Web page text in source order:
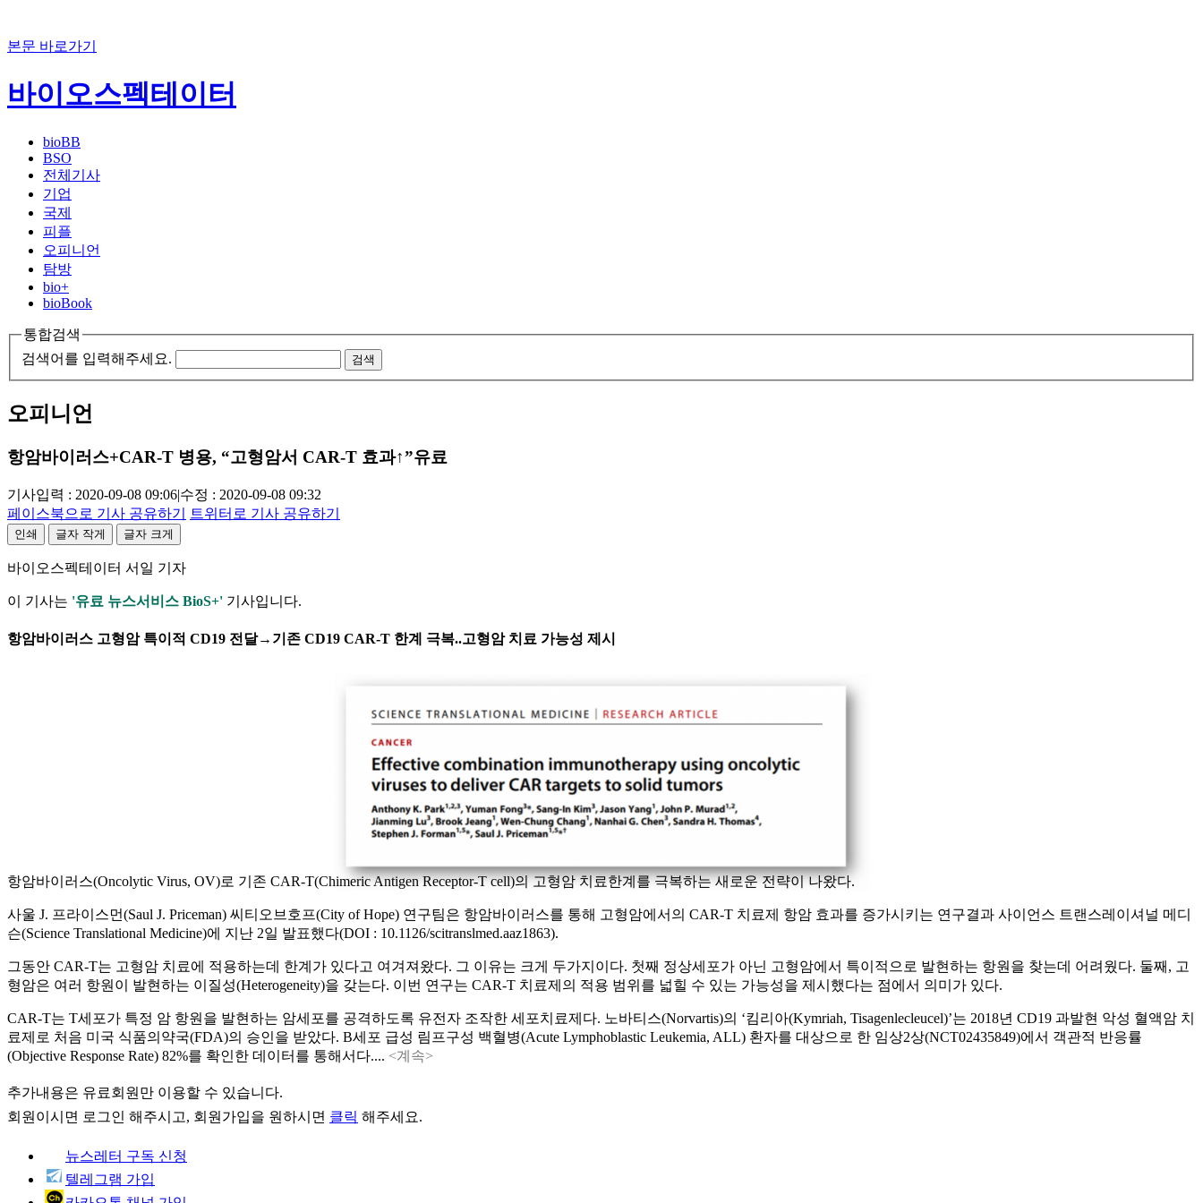
본문 바로가기
바이오스펙테이터
bioBB
BSO
전체기사
기업
국제
피플
오피니언
탐방
bio+
bioBook
통합검색
검색어를 입력해주세요.
검색
오피니언
항암바이러스+CAR-T 병용, “고형암서 CAR-T 효과↑”유료
기사입력 : 2020-09-08 09:06|수정 : 2020-09-08 09:32
페이스북으로 기사 공유하기
트위터로 기사 공유하기
인쇄 글자 작게 글자 크게
바이오스펙테이터 서일 기자
이 기사는 '유료 뉴스서비스 BioS+' 기사입니다.
항암바이러스 고형암 특이적 CD19 전달→기존 CD19 CAR-T 한계 극복..고형암 치료 가능성 제시
항암바이러스(Oncolytic Virus, OV)로 기존 CAR-T(Chimeric Antigen Receptor-T cell)의 고형암 치료한계를 극복하는 새로운 전략이 나왔다.
사울 J. 프라이스먼(Saul J. Priceman) 씨티오브호프(City of Hope) 연구팀은 항암바이러스를 통해 고형암에서의 CAR-T 치료제 항암 효과를 증가시키는 연구결과 사이언스 트랜스레이셔널 메디
슨(Science Translational Medicine)에 지난 2일 발표했다(DOI : 10.1126/scitranslmed.aaz1863).
그동안 CAR-T는 고형암 치료에 적용하는데 한계가 있다고 여겨져왔다. 그 이유는 크게 두가지이다. 첫째 정상세포가 아닌 고형암에서 특이적으로 발현하는 항원을 찾는데 어려웠다. 둘째, 고
형암은 여러 항원이 발현하는 이질성(Heterogeneity)을 갖는다. 이번 연구는 CAR-T 치료제의 적용 범위를 넓힐 수 있는 가능성을 제시했다는 점에서 의미가 있다.
CAR-T는 T세포가 특정 암 항원을 발현하는 암세포를 공격하도록 유전자 조작한 세포치료제다. 노바티스(Norvartis)의 ‘킴리아(Kymriah, Tisagenlecleucel)’는 2018년 CD19 과발현 악성 혈액암 치
료제로 처음 미국 식품의약국(FDA)의 승인을 받았다. B세포 급성 림프구성 백혈병(Acute Lymphoblastic Leukemia, ALL) 환자를 대상으로 한 임상2상(NCT02435849)에서 객관적 반응률
(Objective Response Rate) 82%를 확인한 데이터를 통해서다.... <계속>
추가내용은 유료회원만 이용할 수 있습니다.
회원이시면 로그인 해주시고, 회원가입을 원하시면 클릭 해주세요.
뉴스레터 구독 신청
텔레그램 가입